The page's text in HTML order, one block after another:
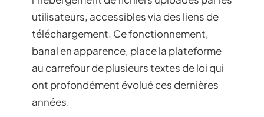
utilisateurs, accessibles via des liens de
téléchargement. Ce fonctionnement,
banal en apparence, place la plateforme
au carrefour de plusieurs textes de loi qui
ont profondément évolué ces dernières
années.